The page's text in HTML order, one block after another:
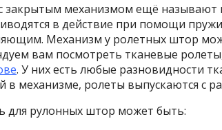
закрытым механизмом ещё называют
в действие при помощи
Механизм у ролетных штор
вам посмотреть тканевые
. У них есть любые разновидности
в механизме, ролеты выпускаются с
для рулонных штор может быть: